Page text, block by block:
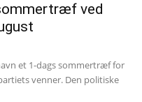
ved
et 1-dags sommertræf for
venner. Den politiske